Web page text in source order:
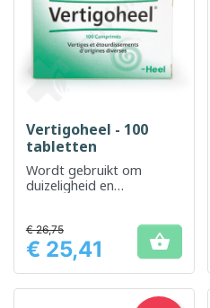
Vertigoheel - 100
tabletten
Wordt gebruikt om
duizeligheid en
Prijs
€ 26,75
€ 25,41 